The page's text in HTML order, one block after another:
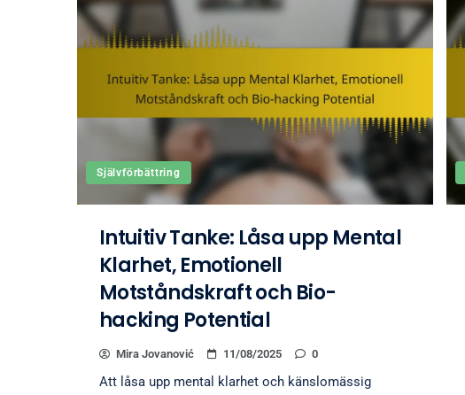
Självförbättring
Intuitiv Tanke: Låsa upp Mental
Klarhet, Emotionell
Motståndskraft och Bio-
hacking Potential
Mira Jovanović 11/08/2025 0
Att låsa upp mental klarhet och känslomässig